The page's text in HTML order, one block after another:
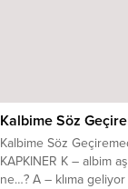
Kalbime Söz
Kalbime Söz
KAPKINER K – albim
ne…? A – klıma